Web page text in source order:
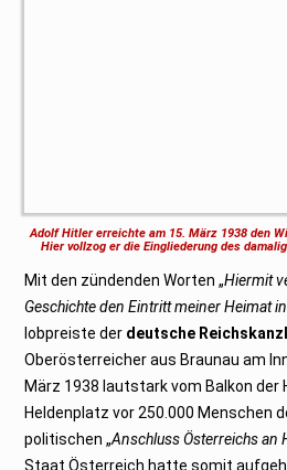
Adolf Hitler erreichte am 15. März 1938 den
Hier vollzog er die Eingliederung des
Mit den zündenden Worten „Hiermit
Geschichte den Eintritt meiner Heimat
lobpreiste der deutsche
Oberösterreicher aus Braunau am
März 1938 lautstark vom Balkon der
Heldenplatz vor 250.000 Menschen
politischen „Anschluss Österreichs an
Staat Österreich hatte somit